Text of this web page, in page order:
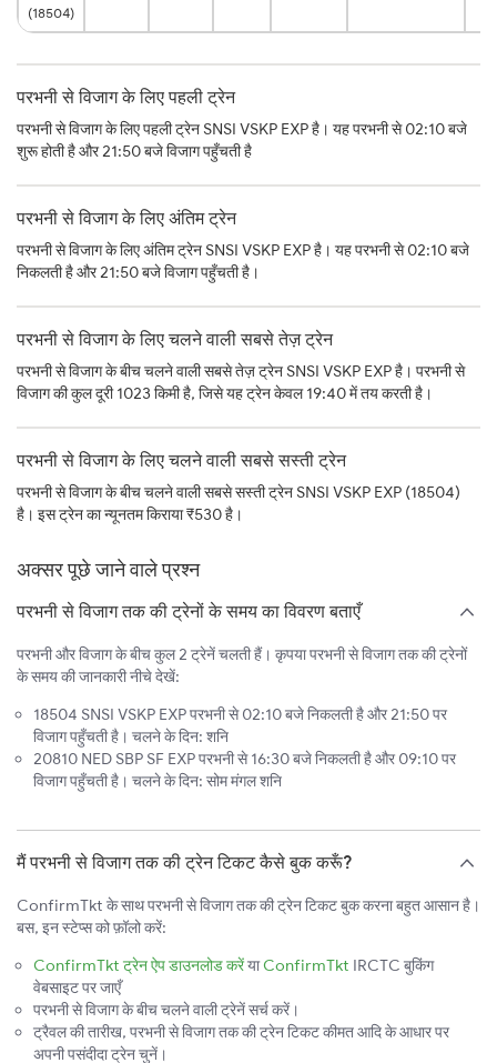
(18504)
परभनी से विजाग के लिए पहली ट्रेन
परभनी से विजाग के लिए पहली ट्रेन SNSI VSKP EXP है। यह परभनी से 02:10 बजे
शुरू होती है और 21:50 बजे विजाग पहुँचती है
परभनी से विजाग के लिए अंतिम ट्रेन
परभनी से विजाग के लिए अंतिम ट्रेन SNSI VSKP EXP है। यह परभनी से 02:10 बजे
निकलती है और 21:50 बजे विजाग पहुँचती है।
परभनी से विजाग के लिए चलने वाली सबसे तेज़ ट्रेन
परभनी से विजाग के बीच चलने वाली सबसे तेज़ ट्रेन SNSI VSKP EXP है। परभनी से
विजाग की कुल दूरी 1023 किमी है, जिसे यह ट्रेन केवल 19:40 में तय करती है।
परभनी से विजाग के लिए चलने वाली सबसे सस्ती ट्रेन
परभनी से विजाग के बीच चलने वाली सबसे सस्ती ट्रेन SNSI VSKP EXP (18504)
है। इस ट्रेन का न्यूनतम किराया ₹530 है।
अक्सर पूछे जाने वाले प्रश्न
परभनी से विजाग तक की ट्रेनों के समय का विवरण बताएँ
परभनी और विजाग के बीच कुल 2 ट्रेनें चलती हैं। कृपया परभनी से विजाग तक की ट्रेनों
के समय की जानकारी नीचे देखें:
18504 SNSI VSKP EXP परभनी से 02:10 बजे निकलती है और 21:50 पर
विजाग पहुँचती है। चलने के दिन: शनि
20810 NED SBP SF EXP परभनी से 16:30 बजे निकलती है और 09:10 पर
विजाग पहुँचती है। चलने के दिन: सोम मंगल शनि
मैं परभनी से विजाग तक की ट्रेन टिकट कैसे बुक करूँ?
ConfirmTkt के साथ परभनी से विजाग तक की ट्रेन टिकट बुक करना बहुत आसान है।
बस, इन स्टेप्स को फ़ॉलो करें:
ConfirmTkt ट्रेन ऐप डाउनलोड करेंयाConfirmTkt IRCTC बुकिंग
वेबसाइट पर जाएँ
परभनी से विजाग के बीच चलने वाली ट्रेनें सर्च करें।
ट्रैवल की तारीख, परभनी से विजाग तक की ट्रेन टिकट कीमत आदि के आधार पर
अपनी पसंदीदा ट्रेन चुनें।